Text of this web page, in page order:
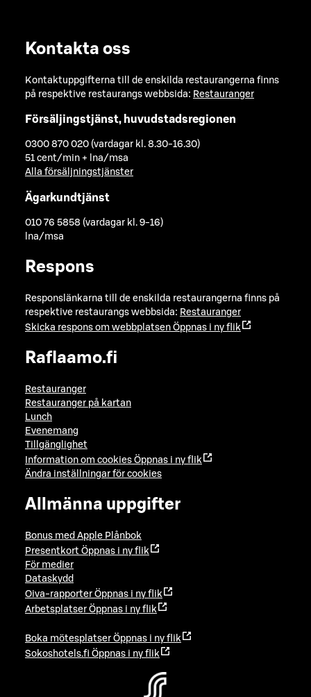
Kontakta oss
Kontaktuppgifterna till de enskilda restaurangerna finns
på respektive restaurangs webbsida: Restauranger
Försäljingstjänst, huvudstadsregionen
0300 870 020 (vardagar kl. 8.30-16.30)
51 cent/min + lna/msa
Alla försäljningstjänster
Ägarkundtjänst
010 76 5858 (vardagar kl. 9-16)
lna/msa
Respons
Responslänkarna till de enskilda restaurangerna finns på
respektive restaurangs webbsida: Restauranger
Skicka respons om webbplatsen Öppnas i ny flik
Raflaamo.fi
Restauranger
Restauranger på kartan
Lunch
Evenemang
Tillgänglighet
Information om cookies Öppnas i ny flik
Ändra inställningar för cookies
Allmänna uppgifter
Bonus med Apple Plånbok
Presentkort Öppnas i ny flik
För medier
Dataskydd
Oiva-rapporter Öppnas i ny flik
Arbetsplatser Öppnas i ny flik
Boka mötesplatser Öppnas i ny flik
Sokoshotels.fi Öppnas i ny flik